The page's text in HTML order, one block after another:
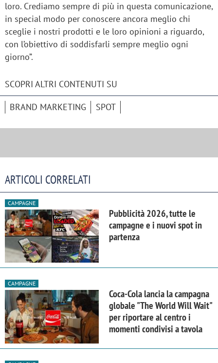
loro. Crediamo sempre di più in questa comunicazione,
in special modo per conoscere ancora meglio chi
sceglie i nostri prodotti e le loro opinioni a riguardo,
con l’obiettivo di soddisfarli sempre meglio ogni
giorno”.
SCOPRI ALTRI CONTENUTI SU
BRAND MARKETING SPOT
ARTICOLI CORRELATI
CAMPAGNE
Pubblicità 2026, tutte le
campagne e i nuovi spot in
partenza
CAMPAGNE
Coca-Cola lancia la campagna
globale "The World Will Wait"
per riportare al centro i
momenti condivisi a tavola